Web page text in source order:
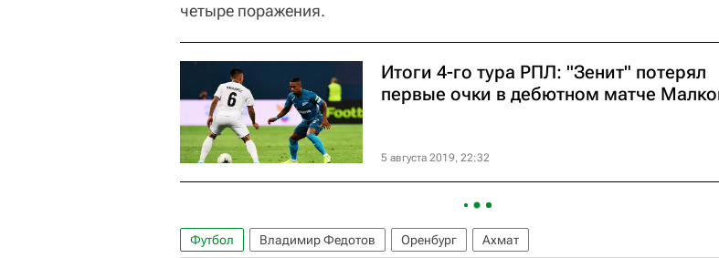
четыре поражения.
Итоги 4-го тура РПЛ: "Зенит" потерял
первые очки в дебютном матче
5 августа 2019, 22:32
Футбол Владимир Федотов Оренбург Ахмат